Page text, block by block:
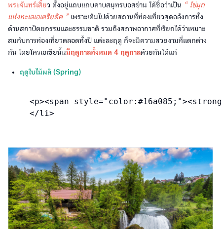
พระจันทร์เสี้ยว ตั้งอยู่แถบแถบคาบสมุทรบอสข่าน ได้ชื่อว่าเป็น “ ไข่มุก
แห่งทะเลเอเดรียติค ”เพราะเต็มไปด้วยสถานที่ท่องเที่ยวสุดอลังการทั้ง
ด้านสถาปัตยกรรมและธรรมชาติ รวมถึงสภาพอากาศที่เรียกได้ว่าเหมาะ
สมกับการท่องเที่ยวตลอดทั้งปี แต่ะละฤดู ก็จะมีความสวยงามที่แตกต่าง
กัน โดยโครเอเชียนั้นมีฤดูกาลทั้งหมด 4 ฤดูกาลด้วยกันได้แก่
ฤดูใบไม้ผลิ (Spring)
<p><span
</li>